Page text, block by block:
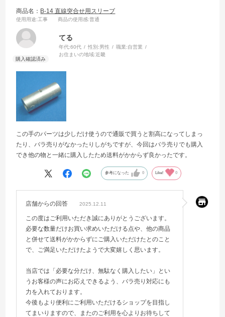
商品名： B-14 直線突合せ用スリーブ
使用用途:工事 商品の使用感:普通
てる
年代:60代 性別:男性 職業:自営業
お住まいの地域:近畿
この手のパーツは少しだけ使うので通販で買うと割高になってしまっ
たり、バラ売りがなかったりしがちですが、今回はバラ売りでも購入
でき他の物と一緒に購入したため送料がかからず良かったです。
参考になった 0 Like! 0
店舗からの回答 2025.12.11
この度はご利用いただき誠にありがとうございます。
必要な数量だけお買い求めいただける点や、他の商品
と併せて送料がかからずにご購入いただけたとのこと
で、ご満足いただけたようで大変嬉しく思います。
当店では「必要な分だけ、無駄なく購入したい」とい
うお客様の声にお応えできるよう、バラ売り対応にも
力を入れております。
今後もより便利にご利用いただけるショップを目指し
てまいりますので、またのご利用を心よりお待ちして